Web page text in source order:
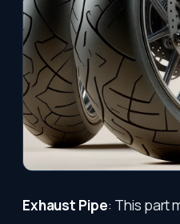
Exhaust Pipe: This part